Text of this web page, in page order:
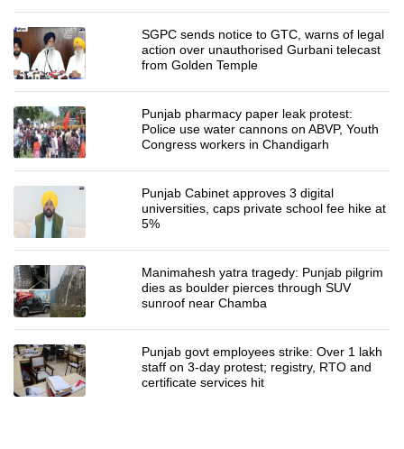
SGPC sends notice to GTC, warns of legal
action over unauthorised Gurbani telecast
from Golden Temple
Punjab pharmacy paper leak protest:
Police use water cannons on ABVP, Youth
Congress workers in Chandigarh
Punjab Cabinet approves 3 digital
universities, caps private school fee hike at
5%
Manimahesh yatra tragedy: Punjab pilgrim
dies as boulder pierces through SUV
sunroof near Chamba
Punjab govt employees strike: Over 1 lakh
staff on 3-day protest; registry, RTO and
certificate services hit